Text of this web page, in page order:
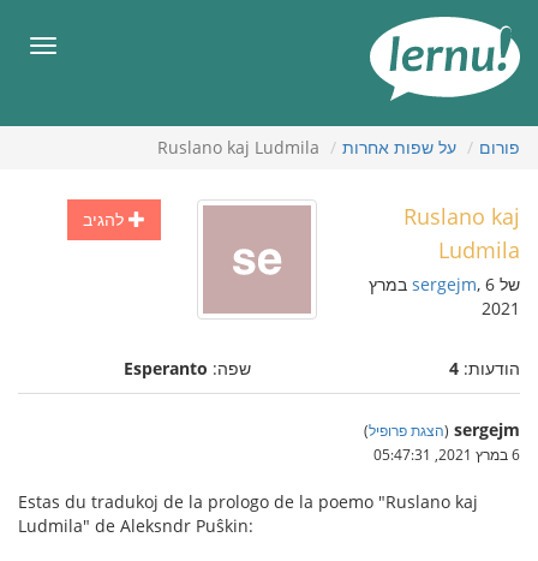
העניינים
פורום על שפות אחרות Ruslano kaj Ludmila
להגיב
Ruslano kaj
Ludmila
של sergejm , 6 במרץ
2021
הודעות: 4 שפה: Esperanto
sergejm
(הצגת פרופיל)
6 במרץ 2021, 05:47:31
Estas du tradukoj de la prologo de la poemo "Ruslano kaj
Ludmila" de Aleksndr Puŝkin: